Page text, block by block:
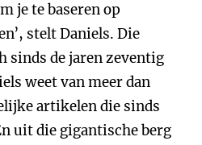
je te baseren op
stelt Daniels. Die
sinds de jaren zeventig
weet van meer dan
artikelen die sinds
uit die gigantische berg